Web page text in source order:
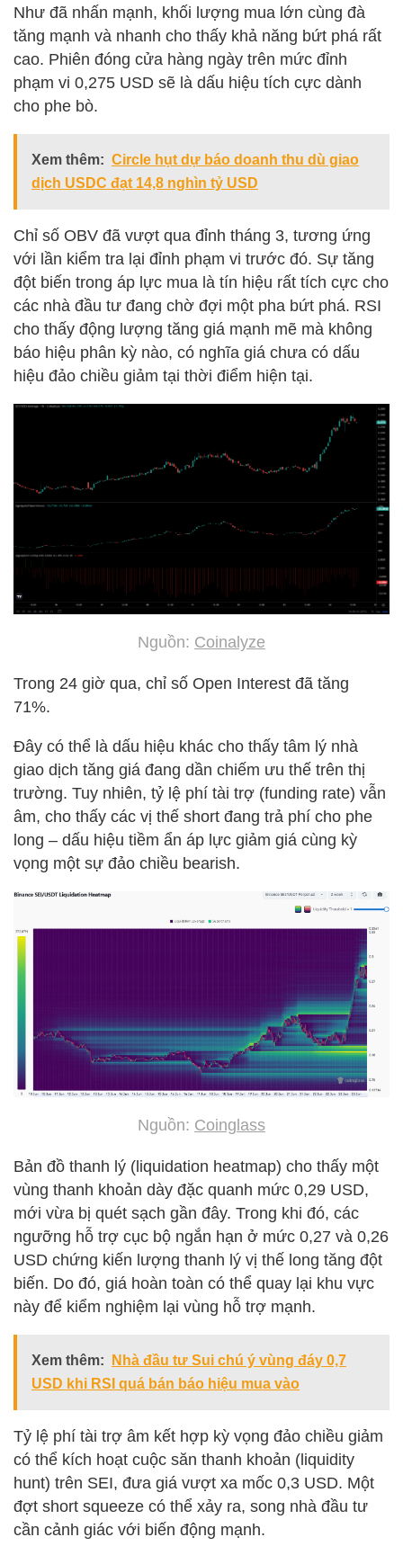
Như đã nhấn mạnh, khối lượng mua lớn cùng đà
tăng mạnh và nhanh cho thấy khả năng bứt phá rất
cao. Phiên đóng cửa hàng ngày trên mức đỉnh
phạm vi 0,275 USD sẽ là dấu hiệu tích cực dành
cho phe bò.
Xem thêm: Circle hụt dự báo doanh thu dù giao
dịch USDC đạt 14,8 nghìn tỷ USD
Chỉ số OBV đã vượt qua đỉnh tháng 3, tương ứng
với lần kiểm tra lại đỉnh phạm vi trước đó. Sự tăng
đột biến trong áp lực mua là tín hiệu rất tích cực cho
các nhà đầu tư đang chờ đợi một pha bứt phá. RSI
cho thấy động lượng tăng giá mạnh mẽ mà không
báo hiệu phân kỳ nào, có nghĩa giá chưa có dấu
hiệu đảo chiều giảm tại thời điểm hiện tại.
Nguồn: Coinalyze
Trong 24 giờ qua, chỉ số Open Interest đã tăng
71%.
Đây có thể là dấu hiệu khác cho thấy tâm lý nhà
giao dịch tăng giá đang dần chiếm ưu thế trên thị
trường. Tuy nhiên, tỷ lệ phí tài trợ (funding rate) vẫn
âm, cho thấy các vị thế short đang trả phí cho phe
long – dấu hiệu tiềm ẩn áp lực giảm giá cùng kỳ
vọng một sự đảo chiều bearish.
Nguồn: Coinglass
Bản đồ thanh lý (liquidation heatmap) cho thấy một
vùng thanh khoản dày đặc quanh mức 0,29 USD,
mới vừa bị quét sạch gần đây. Trong khi đó, các
ngưỡng hỗ trợ cục bộ ngắn hạn ở mức 0,27 và 0,26
USD chứng kiến lượng thanh lý vị thế long tăng đột
biến. Do đó, giá hoàn toàn có thể quay lại khu vực
này để kiểm nghiệm lại vùng hỗ trợ mạnh.
Xem thêm:
Nhà đầu tư Sui chú ý vùng đáy 0,7
USD khi RSI quá bán báo hiệu mua vào
Tỷ lệ phí tài trợ âm kết hợp kỳ vọng đảo chiều giảm
có thể kích hoạt cuộc săn thanh khoản (liquidity
hunt) trên SEI, đưa giá vượt xa mốc 0,3 USD. Một
đợt short squeeze có thể xảy ra, song nhà đầu tư
cần cảnh giác với biến động mạnh.